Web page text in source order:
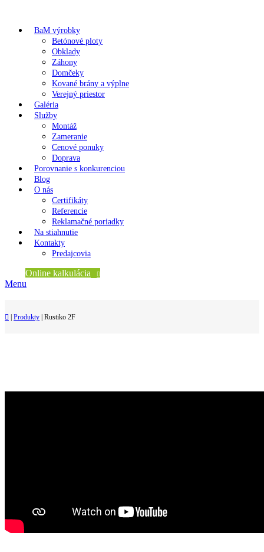
BaM výrobky
Betónové ploty
Obklady
Záhony
Domčeky
Kované brány a výplne
Verejný priestor
Galéria
Služby
Montáž
Zameranie
Cenové ponuky
Doprava
Porovnanie s konkurenciou
Blog
O nás
Certifikáty
Referencie
Reklamačné poriadky
Na stiahnutie
Kontakty
Predajcovia
Online kalkulácia
Menu
Produkty Rustiko 2F